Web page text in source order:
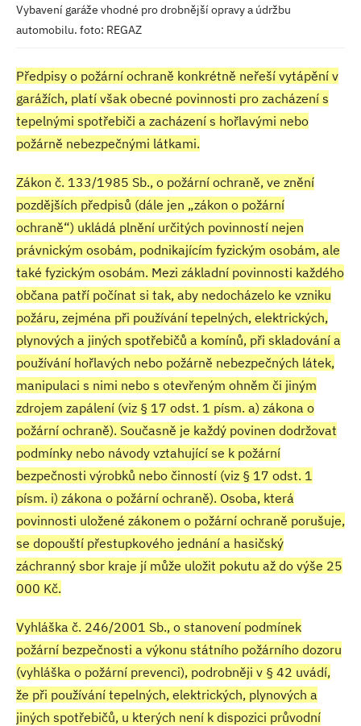
Vybavení garáže vhodné pro drobnější opravy a údržbu
automobilu. foto: REGAZ
Předpisy o požární ochraně konkrétně neřeší vytápění v
garážích, platí však obecné povinnosti pro zacházení s
tepelnými spotřebiči a zacházení s hořlavými nebo
požárně nebezpečnými látkami.
Zákon č. 133/1985 Sb., o požární ochraně, ve znění
pozdějších předpisů (dále jen „zákon o požární
ochraně“) ukládá plnění určitých povinností nejen
právnickým osobám, podnikajícím fyzickým osobám, ale
také fyzickým osobám. Mezi základní povinnosti každého
občana patří počínat si tak, aby nedocházelo ke vzniku
požáru, zejména při používání tepelných, elektrických,
plynových a jiných spotřebičů a komínů, při skladování a
používání hořlavých nebo požárně nebezpečných látek,
manipulaci s nimi nebo s otevřeným ohněm či jiným
zdrojem zapálení (viz § 17 odst. 1 písm. a) zákona o
požární ochraně). Současně je každý povinen dodržovat
podmínky nebo návody vztahující se k požární
bezpečnosti výrobků nebo činností (viz § 17 odst. 1
písm. i) zákona o požární ochraně). Osoba, která
povinnosti uložené zákonem o požární ochraně porušuje,
se dopouští přestupkového jednání a hasičský
záchranný sbor kraje jí může uložit pokutu až do výše 25
000 Kč.
Vyhláška č. 246/2001 Sb., o stanovení podmínek
požární bezpečnosti a výkonu státního požárního dozoru
(vyhláška o požární prevenci), podrobněji v § 42 uvádí,
že při používání tepelných, elektrických, plynových a
jiných spotřebičů, u kterých není k dispozici průvodní